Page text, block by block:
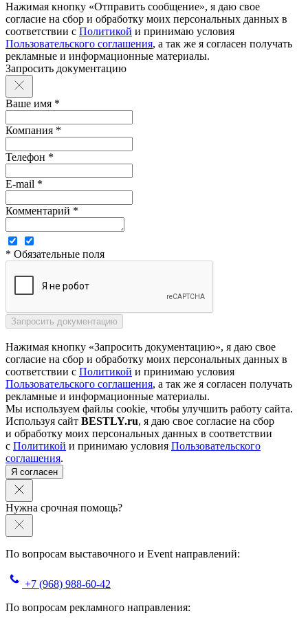
Нажимая кнопку «Отправить сообщение», я даю свое
согласие на сбор и обработку моих персональных данных в
соответствии с Политикой и принимаю условия
Пользовательского соглашения, а так же я согласен получать
рекламные и информационные материалы.
Запросить документацию
Ваше имя *
Компания *
Телефон *
E-mail *
Комментарий *
* Обязательные поля
Нажимая кнопку «Запросить документацию», я даю свое
согласие на сбор и обработку моих персональных данных в
соответствии с Политикой и принимаю условия
Пользовательского соглашения, а так же я согласен получать
рекламные и информационные материалы.
Мы используем файлы cookie, чтобы улучшить работу сайта.
Используя сайт BESTLY.ru, я даю свое согласие на сбор
и обработку моих персональных данных в соответствии
с Политикой и принимаю условия Пользовательского
соглашения.
Я согласен
Нужна срочная помощь?
По вопросам выставочного и Event направлений:
+7 (968) 988-60-42
По вопросам рекламного направления: